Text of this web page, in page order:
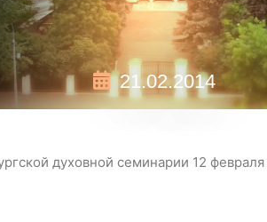
21.02.2014
духовной семинарии 12 февраля